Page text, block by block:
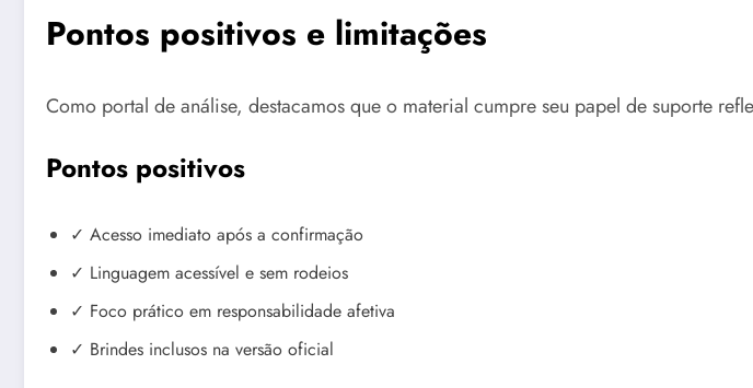
Pontos positivos e limitações
Como portal de análise, destacamos que o material cumpre seu papel de suporte
Pontos positivos
✓ Acesso imediato após a confirmação
✓ Linguagem acessível e sem rodeios
✓ Foco prático em responsabilidade afetiva
✓ Brindes inclusos na versão oficial